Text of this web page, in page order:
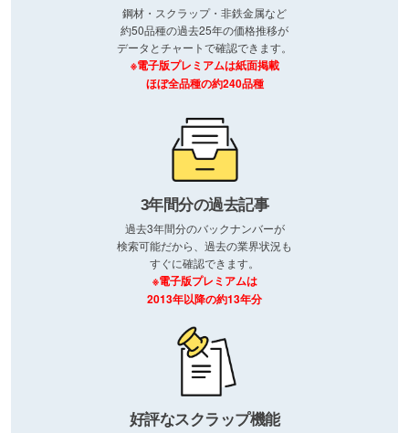
鋼材・スクラップ・非鉄金属など
約50品種の過去25年の価格推移が
データとチャートで確認できます。
※電子版プレミアムは紙面掲載
ほぼ全品種の約240品種
3年間分の過去記事
過去3年間分のバックナンバーが
検索可能だから、過去の業界状況も
すぐに確認できます。
※電子版プレミアムは
2013年以降の約13年分
好評なスクラップ機能